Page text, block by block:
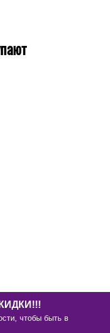
чтобы быть в